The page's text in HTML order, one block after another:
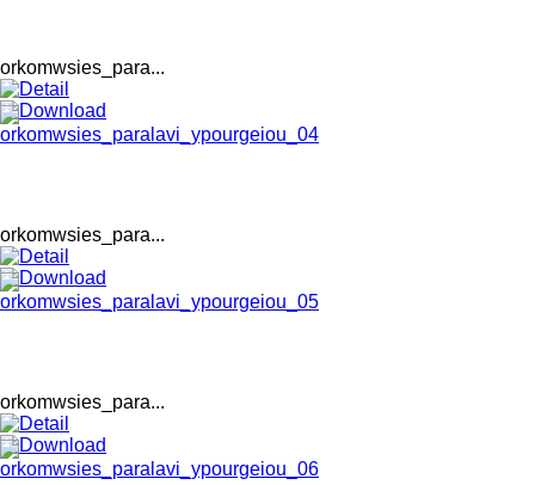
orkomwsies_para...
orkomwsies_para...
orkomwsies_para...